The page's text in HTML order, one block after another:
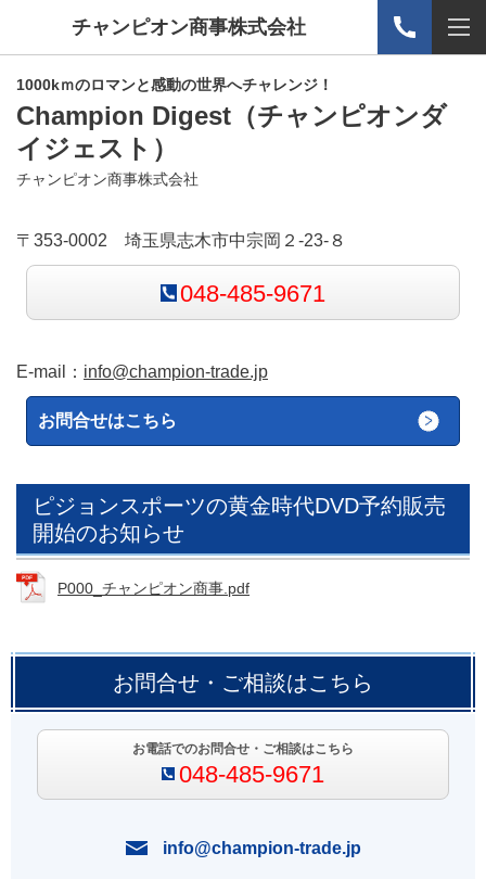
チャンピオン商事株式会社
1000kｍのロマンと感動の世界へチャレンジ！
Champion Digest （チャンピオンダ
イジェスト）
チャンピオン商事株式会社
〒353-0002 埼玉県志木市中宗岡２-23-８
048-485-9671
E-mail： info@champion-trade.jp
お問合せはこちら
ピジョンスポーツの黄金時代DVD予約販売
開始のお知らせ
P000_チャンピオン商事.pdf
お問合せ・ご相談はこちら
お電話でのお問合せ・ご相談はこちら
048-485-9671
info@champion-trade.jp